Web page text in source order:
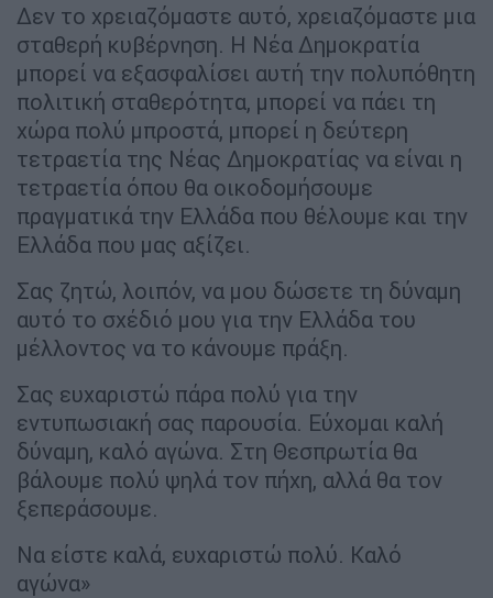
Δεν το χρειαζόμαστε αυτό, χρειαζόμαστε μια
σταθερή κυβέρνηση. Η Νέα Δημοκρατία
μπορεί να εξασφαλίσει αυτή την πολυπόθητη
πολιτική σταθερότητα, μπορεί να πάει τη
χώρα πολύ μπροστά, μπορεί η δεύτερη
τετραετία της Νέας Δημοκρατίας να είναι η
τετραετία όπου θα οικοδομήσουμε
πραγματικά την Ελλάδα που θέλουμε και την
Ελλάδα που μας αξίζει.
Σας ζητώ, λοιπόν, να μου δώσετε τη δύναμη
αυτό το σχέδιό μου για την Ελλάδα του
μέλλοντος να το κάνουμε πράξη.
Σας ευχαριστώ πάρα πολύ για την
εντυπωσιακή σας παρουσία. Εύχομαι καλή
δύναμη, καλό αγώνα. Στη Θεσπρωτία θα
βάλουμε πολύ ψηλά τον πήχη, αλλά θα τον
ξεπεράσουμε.
Να είστε καλά, ευχαριστώ πολύ. Καλό
αγώνα»